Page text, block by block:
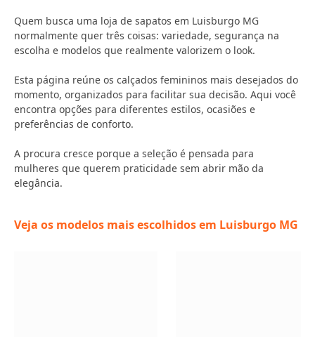
Quem busca uma loja de sapatos em Luisburgo MG
normalmente quer três coisas: variedade, segurança na
escolha e modelos que realmente valorizem o look.
Esta página reúne os calçados femininos mais desejados do
momento, organizados para facilitar sua decisão. Aqui você
encontra opções para diferentes estilos, ocasiões e
preferências de conforto.
A procura cresce porque a seleção é pensada para
mulheres que querem praticidade sem abrir mão da
elegância.
Veja os modelos mais escolhidos em Luisburgo MG